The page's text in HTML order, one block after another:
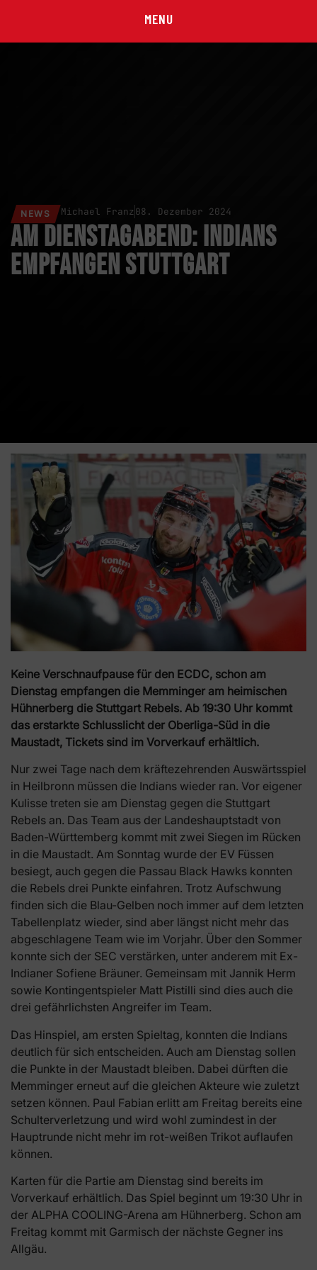
MENU
NEWS Michael Franz08. Dezember 2024
Am Dienstagabend: Indians
empfangen Stuttgart
Keine Verschnaufpause für den ECDC, schon am
Dienstag empfangen die Memminger am heimischen
Hühnerberg die Stuttgart Rebels. Ab 19:30 Uhr kommt
das erstarkte Schlusslicht der Oberliga-Süd in die
Maustadt, Tickets sind im Vorverkauf erhältlich.
Nur zwei Tage nach dem kräftezehrenden Auswärtsspiel
in Heilbronn müssen die Indians wieder ran. Vor eigener
Kulisse treten sie am Dienstag gegen die Stuttgart
Rebels an. Das Team aus der Landeshauptstadt von
Baden-Württemberg kommt mit zwei Siegen im Rücken
in die Maustadt. Am Sonntag wurde der EV Füssen
besiegt, auch gegen die Passau Black Hawks konnten
die Rebels drei Punkte einfahren. Trotz Aufschwung
finden sich die Blau-Gelben noch immer auf dem letzten
Tabellenplatz wieder, sind aber längst nicht mehr das
abgeschlagene Team wie im Vorjahr. Über den Sommer
konnte sich der SEC verstärken, unter anderem mit Ex-
Indianer Sofiene Bräuner. Gemeinsam mit Jannik Herm
sowie Kontingentspieler Matt Pistilli sind dies auch die
drei gefährlichsten Angreifer im Team.
Das Hinspiel, am ersten Spieltag, konnten die Indians
deutlich für sich entscheiden. Auch am Dienstag sollen
die Punkte in der Maustadt bleiben. Dabei dürften die
Memminger erneut auf die gleichen Akteure wie zuletzt
setzen können. Paul Fabian erlitt am Freitag bereits eine
Schulterverletzung und wird wohl zumindest in der
Hauptrunde nicht mehr im rot-weißen Trikot auflaufen
können.
Karten für die Partie am Dienstag sind bereits im
Vorverkauf erhältlich. Das Spiel beginnt um 19:30 Uhr in
der ALPHA COOLING-Arena am Hühnerberg. Schon am
Freitag kommt mit Garmisch der nächste Gegner ins
Allgäu.